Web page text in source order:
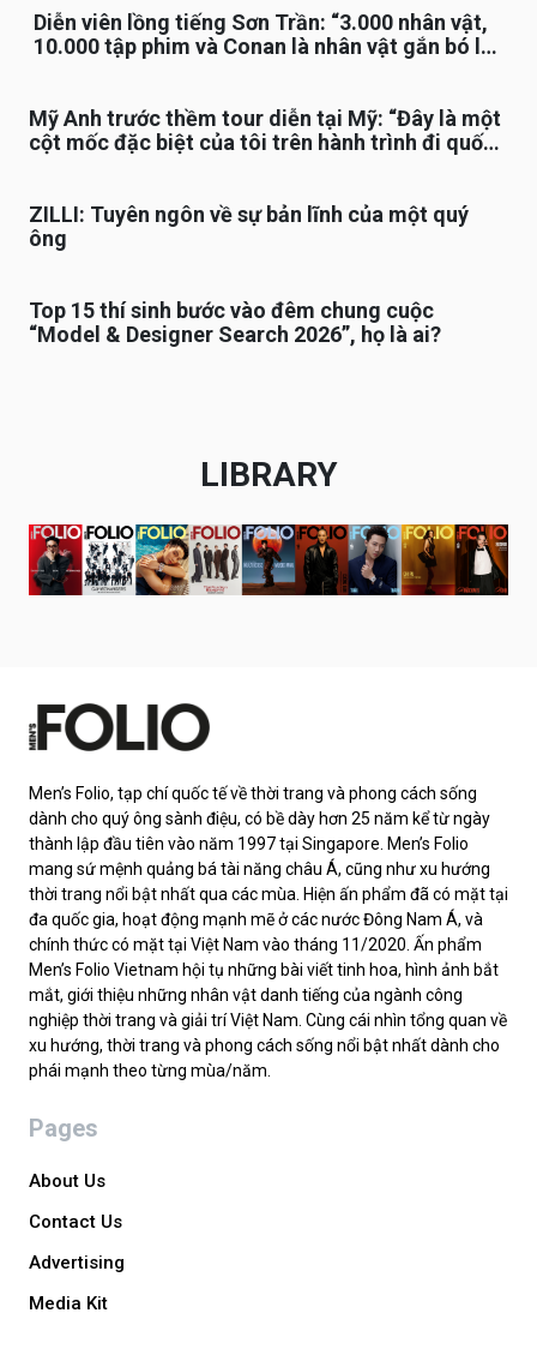
Diễn viên lồng tiếng Sơn Trần: “3.000 nhân vật,
10.000 tập phim và Conan là nhân vật gắn bó lâu
Mỹ Anh trước thềm tour diễn tại Mỹ: “Đây là một
cột mốc đặc biệt của tôi trên hành trình đi quốc
ZILLI: Tuyên ngôn về sự bản lĩnh của một quý
ông
Top 15 thí sinh bước vào đêm chung cuộc
“Model & Designer Search 2026”, họ là ai?
LIBRARY
Men’s Folio, tạp chí quốc tế về thời trang và phong cách sống
dành cho quý ông sành điệu, có bề dày hơn 25 năm kể từ ngày
thành lập đầu tiên vào năm 1997 tại Singapore. Men’s Folio
mang sứ mệnh quảng bá tài năng châu Á, cũng như xu hướng
thời trang nổi bật nhất qua các mùa. Hiện ấn phẩm đã có mặt tại
đa quốc gia, hoạt động mạnh mẽ ở các nước Đông Nam Á, và
chính thức có mặt tại Việt Nam vào tháng 11/2020. Ấn phẩm
Men’s Folio Vietnam hội tụ những bài viết tinh hoa, hình ảnh bắt
mắt, giới thiệu những nhân vật danh tiếng của ngành công
nghiệp thời trang và giải trí Việt Nam. Cùng cái nhìn tổng quan về
xu hướng, thời trang và phong cách sống nổi bật nhất dành cho
phái mạnh theo từng mùa/năm.
Pages
About Us
Contact Us
Advertising
Media Kit